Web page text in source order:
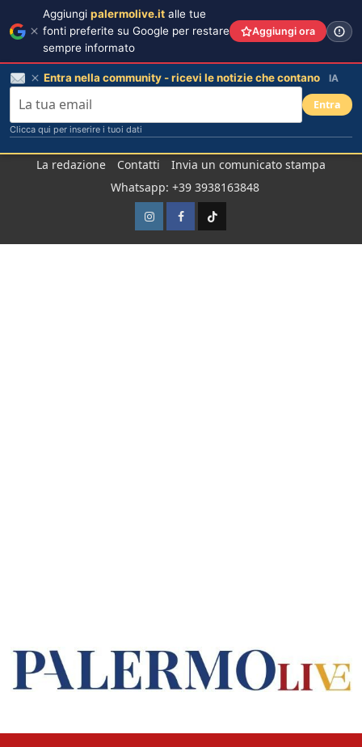
La redazione Contatti
Invia un comunicato stampa
Whatsapp: +39 3938163848
InstagramFacebook
TikTok
Aggiungi palermolive.it alle tue
fonti preferite su Google per restare
sempre informato
Aggiungi ora
Entra nella community - ricevi le notizie che contano IA
Entra
Clicca qui per inserire i tuoi dati